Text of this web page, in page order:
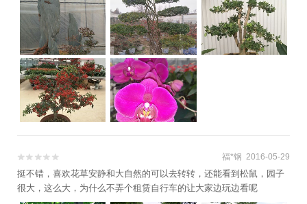

 福*钢 2016-05-29
挺不错，喜欢花草安静和大自然的可以去转转，还能看到松鼠，园子
很大，这么大，为什么不弄个租赁自行车的让大家边玩边看呢